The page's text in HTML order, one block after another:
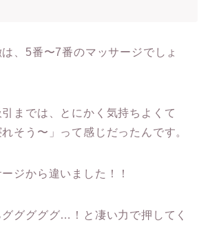
、5番〜7番のマッサージでしょ
までは、とにかく気持ちよくて
れそう〜」って感じだったんです。
ジから違いました！！
ググググ…！と凄い力で押してく